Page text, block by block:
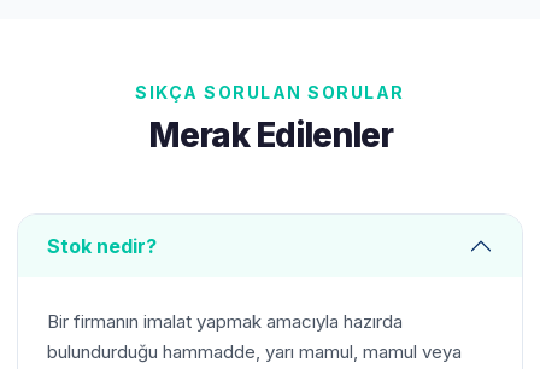
SIKÇA SORULAN SORULAR
Merak Edilenler
Stok nedir?
Bir firmanın imalat yapmak amacıyla hazırda
bulundurduğu hammadde, yarı mamul, mamul veya